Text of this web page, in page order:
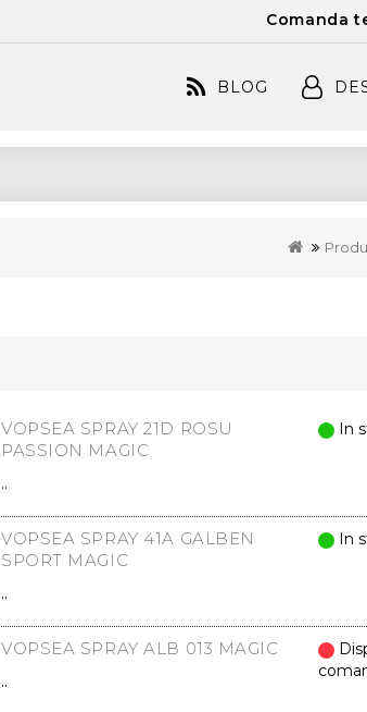
Comanda
BLOG
VOPSEA SPRAY 21D ROSU
PASSION MAGIC
..
In
VOPSEA SPRAY 41A GALBEN
SPORT MAGIC
..
In
VOPSEA SPRAY ALB 013 MAGIC
..